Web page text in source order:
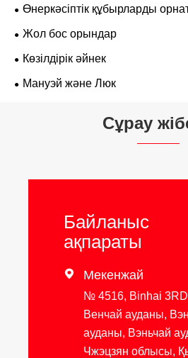
Өнеркәсіптік құбырларды
Жол бос орындар
Көзілдірік әйнек
Мануэй және Люк
Сұрау
Байланыс
ақпараты
 Мекенжай
№ 4516, Binhai
Венчай ауданы,
ауданы, Вэньчай
Чжэцзян облысы,